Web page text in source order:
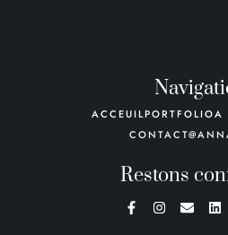
ACCEUILPORTFOLIOA
Restons